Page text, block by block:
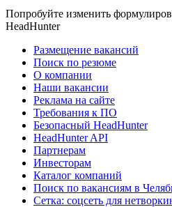
Попробуйте изменить
HeadHunter
Размещение вакансий
Поиск по резюме
О компании
Наши вакансии
Реклама на сайте
Требования к ПО
Безопасный HeadHunter
HeadHunter API
Партнерам
Инвесторам
Каталог компаний
Поиск по вакансиям в
Сетка: соцсеть для